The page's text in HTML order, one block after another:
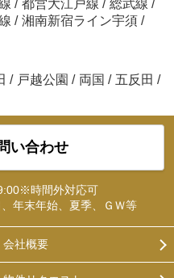
/ 都営大江戸線 / 総武線 /
/ 湘南新宿ライン宇須 /
/ 戸越公園 / 両国 / 五反田 /
い合わせ
時間外対応可
年末年始、夏季、ＧＷ等
会社概要